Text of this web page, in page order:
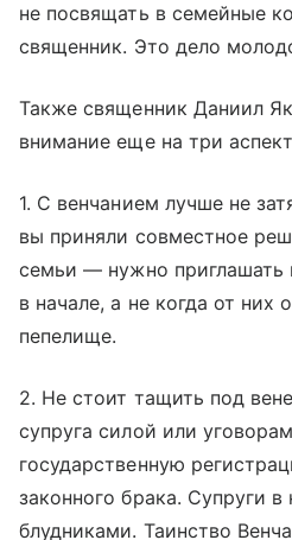
не посвящать в семейные
священник. Это дело
Также священник Даниил
внимание еще на три
1. С венчанием лучше не
вы приняли совместное
семьи — нужно приглашать
в начале, а не когда от них
пепелище.
2. Не стоит тащить под
супруга силой или
государственную
законного брака. Супруги
блудниками. Таинство